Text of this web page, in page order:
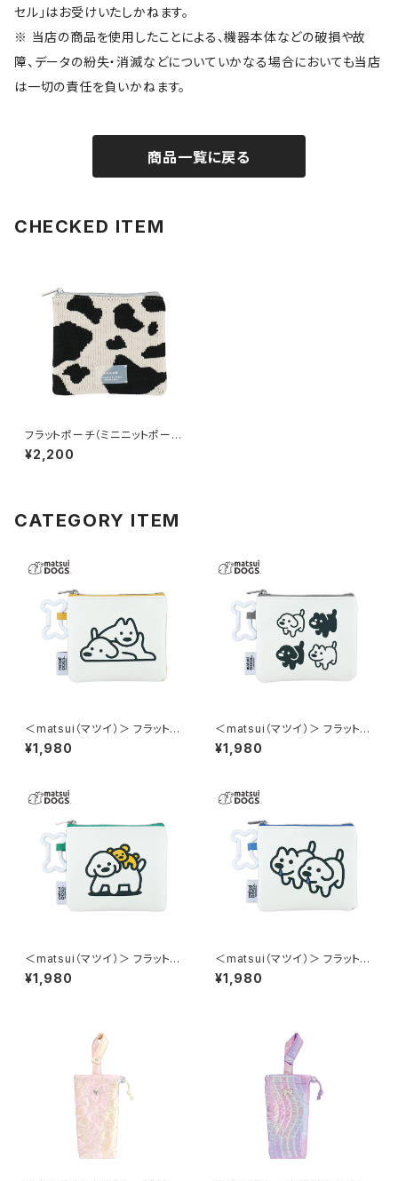
セル」はお受けいたしかねます。
※ 当店の商品を使用したことによる、機器本体などの破損や故
障、データの紛失・消滅などについていかなる場合においても当店
は一切の責任を負いかねます。
商品一覧に戻る
CHECKED ITEM
フラットポーチ（ミニニットポー
チ） 牛柄 GPO0346-C
¥2,200
CATEGORY ITEM
＜matsui（マツイ）＞ フラットポ
ーチ（骨型カラビナ付き） matsu
i DOGS LMA-P008-YE（イエ
¥1,980
＜matsui（マツイ）＞ フラットポ
ーチ（骨型カラビナ付き） matsu
i DOGS LMA-P008-GY（グレ
¥1,980
＜matsui（マツイ）＞ フラットポ
ーチ（骨型カラビナ付き） matsu
i DOGS LMA-P008-GR（グリ
¥1,980
＜matsui（マツイ）＞ フラットポ
ーチ（骨型カラビナ付き） matsu
i DOGS LMA-P008-BL（ブル
¥1,980